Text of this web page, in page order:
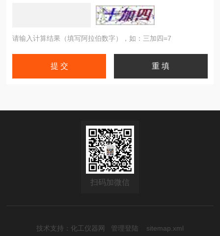
请输入计算结果（填写阿拉伯数字），如：三加四=7
扫码加微信
技术支持： 化工仪器网 管理登陆 sitemap.xml